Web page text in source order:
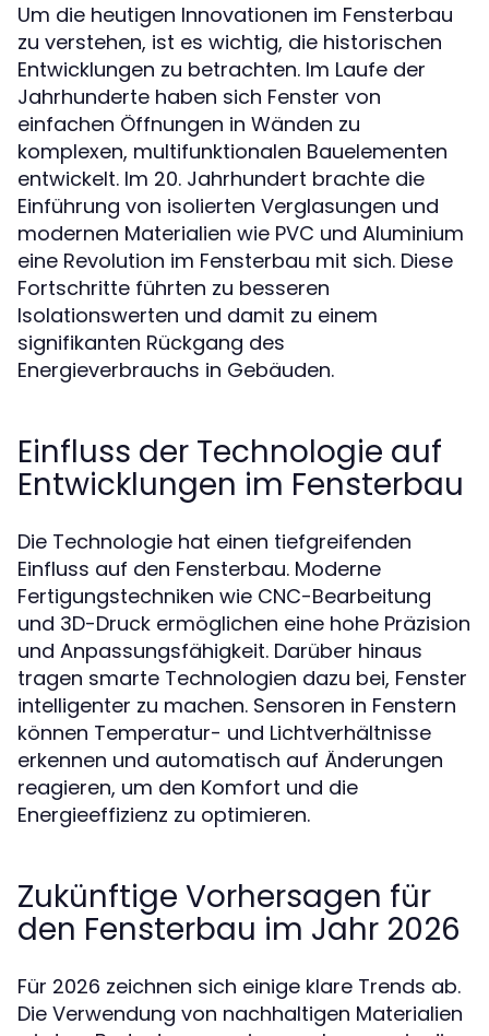
Um die heutigen Innovationen im Fensterbau
zu verstehen, ist es wichtig, die historischen
Entwicklungen zu betrachten. Im Laufe der
Jahrhunderte haben sich Fenster von
einfachen Öffnungen in Wänden zu
komplexen, multifunktionalen Bauelementen
entwickelt. Im 20. Jahrhundert brachte die
Einführung von isolierten Verglasungen und
modernen Materialien wie PVC und Aluminium
eine Revolution im Fensterbau mit sich. Diese
Fortschritte führten zu besseren
Isolationswerten und damit zu einem
signifikanten Rückgang des
Energieverbrauchs in Gebäuden.
Einfluss der Technologie auf
Entwicklungen im Fensterbau
Die Technologie hat einen tiefgreifenden
Einfluss auf den Fensterbau. Moderne
Fertigungstechniken wie CNC-Bearbeitung
und 3D-Druck ermöglichen eine hohe Präzision
und Anpassungsfähigkeit. Darüber hinaus
tragen smarte Technologien dazu bei, Fenster
intelligenter zu machen. Sensoren in Fenstern
können Temperatur- und Lichtverhältnisse
erkennen und automatisch auf Änderungen
reagieren, um den Komfort und die
Energieeffizienz zu optimieren.
Zukünftige Vorhersagen für
den Fensterbau im Jahr 2026
Für 2026 zeichnen sich einige klare Trends ab.
Die Verwendung von nachhaltigen Materialien